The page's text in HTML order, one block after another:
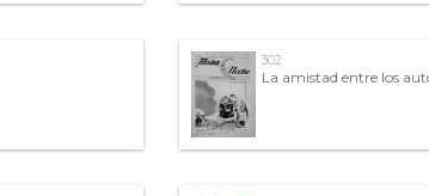
302
La amistad entre los